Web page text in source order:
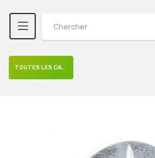
TOUTES LES CATÉGORIES